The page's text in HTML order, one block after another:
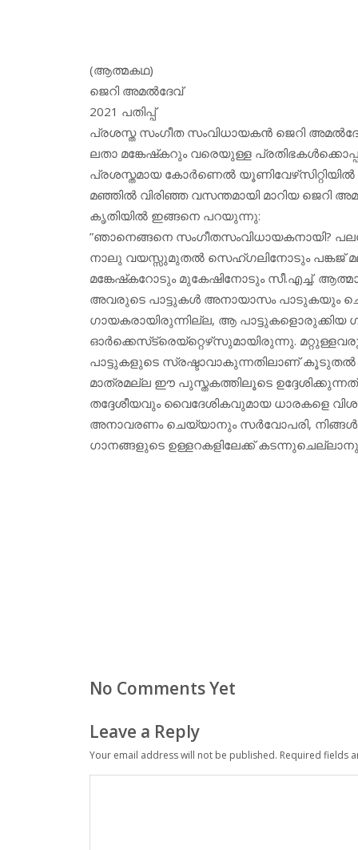
(ആത്മകഥ)
ജെറി അമല്‍ദേവ്
2021 പതിപ്പ്
പ്രശസ്ത സംഗീത സംവിധായകന്‍ ജെറി
ലതാ മങ്കേഷ്‌കറും വരെയുള്ള പ്രതിഭകള്‍ക്കൊപ്പം
പ്രശസ്തമായ കോര്‍ണെല്‍ യൂണിവേഴ്‌സിറ്റിയില്‍
മഞ്ഞില്‍ വിരിഞ്ഞ വസന്തമായി മാറിയ ജെറി
കൃതിയില്‍ ഇങ്ങനെ പറയുന്നു:
”ഞാനെങ്ങനെ സംഗീതസംവിധായകനായി?
നാലു വയസ്സുമുതല്‍ സെഹ്ഗലിനോടും പങ്കജ്
മങ്കേഷ്‌കറോടും മുകേഷിനോടും സീ.എച്ച്.
അവരുടെ പാട്ടുകള്‍ അനായാസം പാടുകയും
ഗായകരായിരുന്നില്ല, ആ പാട്ടുകളൊരുക്കിയ
ഓര്‍ക്കെസ്‌ട്രെയ്‌റ്റെഴ്‌സുമായിരുന്നു.
പാട്ടുകളുടെ സ്രഷ്ടാവാകുന്നതിലാണ് കൂടുതല്‍
മാത്രമല്ല ഈ പുസ്തകത്തിലൂടെ
തദ്ദേശീയവും വൈദേശികവുമായ ധാരകളെ
അനാവരണം ചെയ്യാനും സര്‍വോപരി, നിങ്ങള്‍
ഗാനങ്ങളുടെ ഉള്ളറകളിലേക്ക്
No Comments Yet
Leave a Reply
Your email address will not be published. Required fields